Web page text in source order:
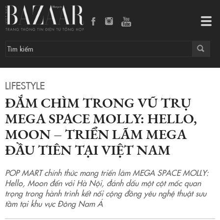
LIFESTYLE
ĐẮM CHÌM TRONG VŨ TRỤ
MEGA SPACE MOLLY: HELLO,
MOON – TRIỂN LÃM MEGA
ĐẦU TIÊN TẠI VIỆT NAM
POP MART chính thức mang triển lãm MEGA SPACE MOLLY:
Hello, Moon đến với Hà Nội, đánh dấu một cột mốc quan
trọng trong hành trình kết nối cộng đồng yêu nghệ thuật sưu
tầm tại khu vực Đông Nam Á